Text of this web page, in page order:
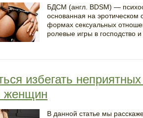
БДСМ (англ. BDSM) —
основанная на
формах сексуальных
ролевые игры в господство
избегать
женщин
В данной статье мы